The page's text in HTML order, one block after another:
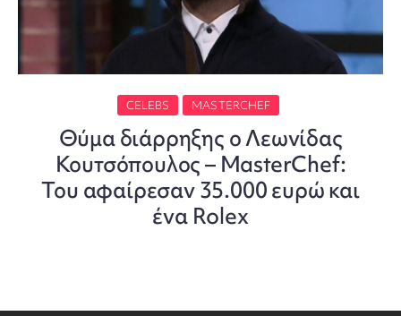
CELEBS MASTERCHEF
Θύμα διάρρηξης ο Λεωνίδας
Κουτσόπουλος – MasterChef:
Του αφαίρεσαν 35.000 ευρώ και
ένα Rolex